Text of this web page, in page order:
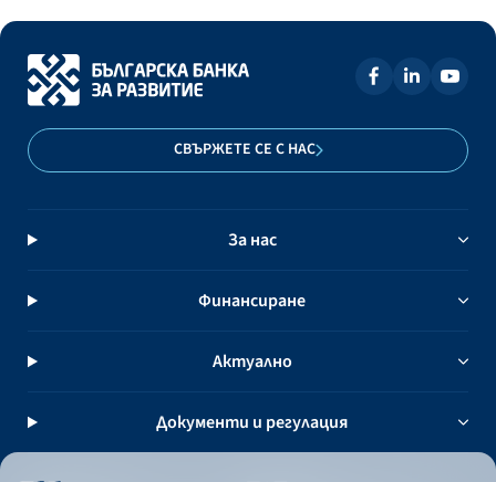
СВЪРЖЕТЕ СЕ С НАС
За нас
Финансиране
Актуално
Документи и регулация